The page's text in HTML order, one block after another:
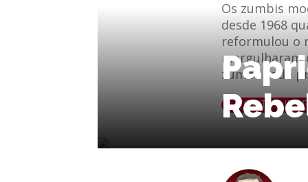
Os zumbis
desde 1968
reformulou o
mergulharam
zumbi pode
CONTINUE